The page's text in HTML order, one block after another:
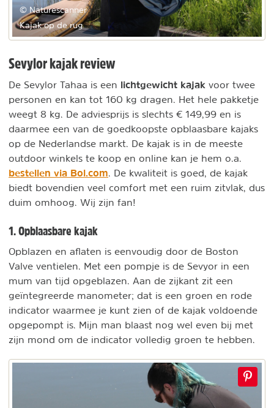
© Naturescanner
Kajak op de rug
Sevylor kajak review
De Sevylor Tahaa is een lichtgewicht kajak voor twee
personen en kan tot 160 kg dragen. Het hele pakketje
weegt 8 kg. De adviesprijs is slechts € 149,99 en is
daarmee een van de goedkoopste opblaasbare kajaks
op de Nederlandse markt. De kajak is in de meeste
outdoor winkels te koop en online kan je hem o.a.
bestellen via Bol.com . De kwaliteit is goed, de kajak
biedt bovendien veel comfort met een ruim zitvlak, dus
duim omhoog. Wij zijn fan!
1. Opblaasbare kajak
Opblazen en aflaten is eenvoudig door de Boston
Valve ventielen. Met een pompje is de Sevyor in een
mum van tijd opgeblazen. Aan de zijkant zit een
geïntegreerde manometer; dat is een groen en rode
indicator waarmee je kunt zien of de kajak voldoende
opgepompt is. Mijn man blaast nog wel even bij met
zijn mond om de indicator volledig groen te hebben.